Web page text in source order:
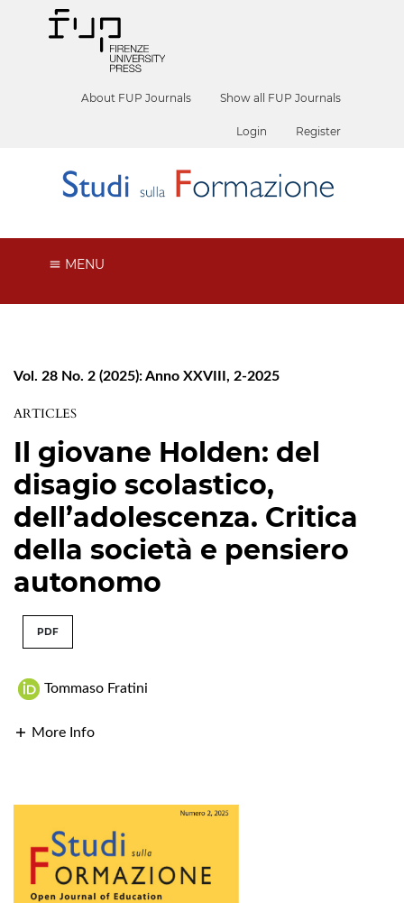
About FUP Journals Show all FUP Journals
Login Register
MENU
Vol. 28 No. 2 (2025): Anno XXVIII, 2-2025
ARTICLES
Il giovane Holden: del
disagio scolastico,
dell’adolescenza. Critica
della società e pensiero
autonomo
PDF
Tommaso Fratini
More Info